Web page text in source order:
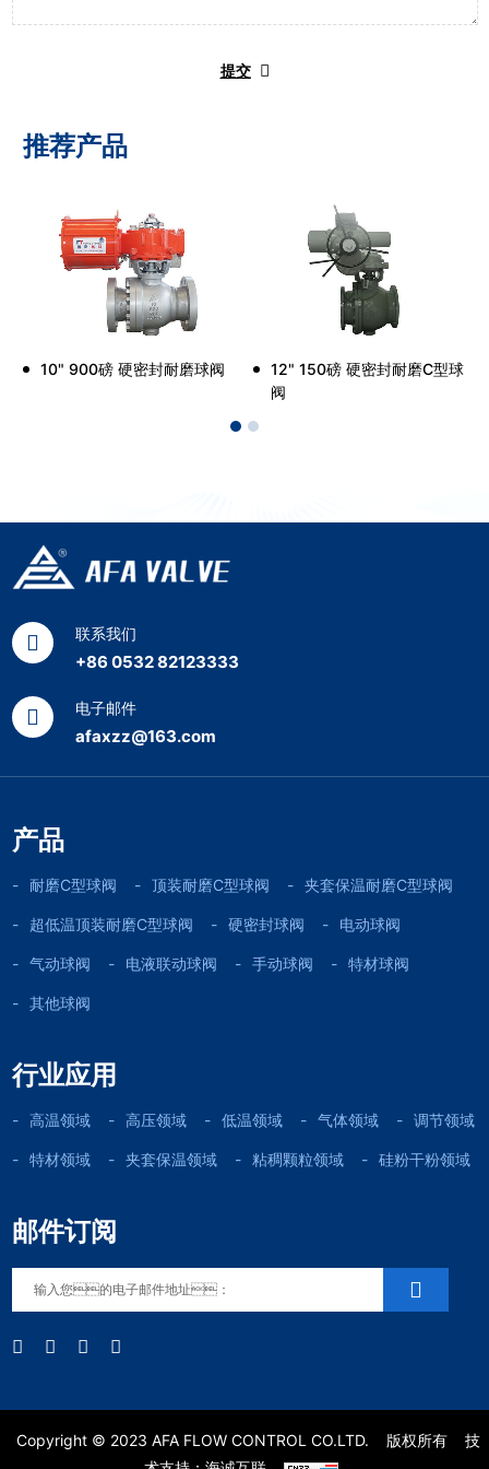
提交
推荐产品
10" 900磅 硬密封耐磨球阀
12" 150磅 硬密封耐磨C型球
阀
联系我们
+86 0532 82123333
电子邮件
afaxzz@163.com
产品
耐磨C型球阀 顶装耐磨C型球阀 夹套保温耐磨C型球阀
超低温顶装耐磨C型球阀 硬密封球阀 电动球阀
气动球阀 电液联动球阀 手动球阀 特材球阀
其他球阀
行业应用
高温领域 高压领域 低温领域 气体领域 调节领域
特材领域 夹套保温领域 粘稠颗粒领域 硅粉干粉领域
邮件订阅
Copyright © 2023 AFA FLOW CONTROL CO.LTD. 版权所有
技